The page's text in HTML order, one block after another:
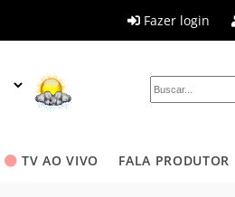
Fazer login
TV AO VIVO FALA PRODUTOR